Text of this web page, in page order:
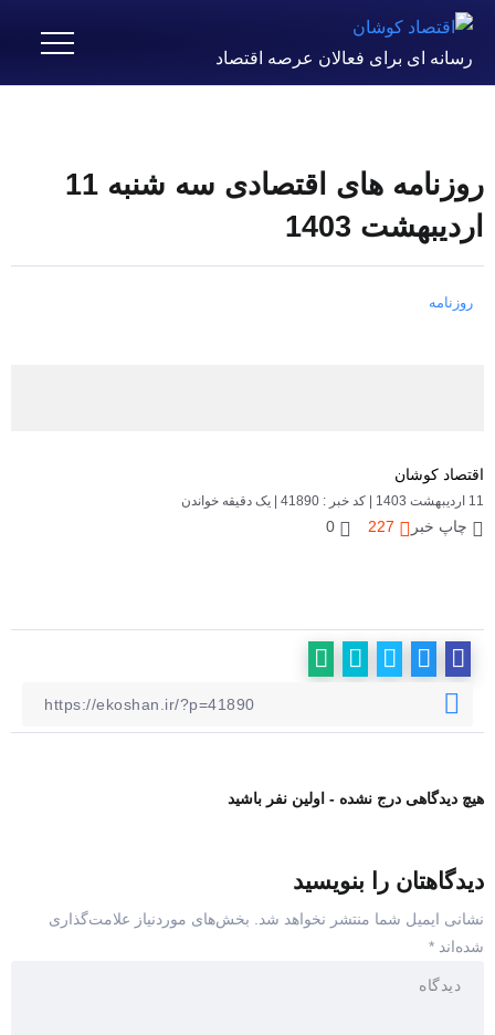
رسانه ای برای فعالان عرصه اقتصاد
روزنامه های اقتصادی سه شنبه 11
اردیبهشت 1403
روزنامه
اقتصاد کوشان
11 اردیبهشت 1403 | کد خبر : 41890 | یک دقیقه خواندن
چاپ خبر 227
0
هیچ دیدگاهی درج نشده - اولین نفر باشید
دیدگاهتان را بنویسید
نشانی ایمیل شما منتشر نخواهد شد.
بخش‌های موردنیاز علامت‌گذاری
شده‌اند *